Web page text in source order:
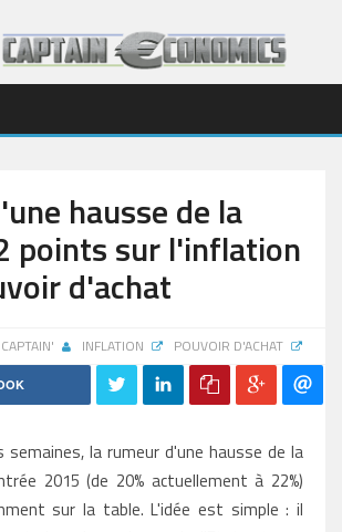
hausse de la
points sur l'inflation
d'achat
INFLATION POUVOIR D'ACHAT
semaines, la rumeur d'une hausse de la
2015 (de 20% actuellement à 22%)
sur la table. L'idée est simple : il